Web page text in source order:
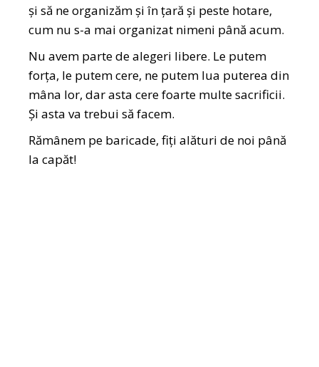
și să ne organizăm și în țară și peste hotare,
cum nu s-a mai organizat nimeni până acum.
Nu avem parte de alegeri libere. Le putem
forța, le putem cere, ne putem lua puterea din
mâna lor, dar asta cere foarte multe sacrificii.
Și asta va trebui să facem.
Rămânem pe baricade, fiți alături de noi până
la capăt!